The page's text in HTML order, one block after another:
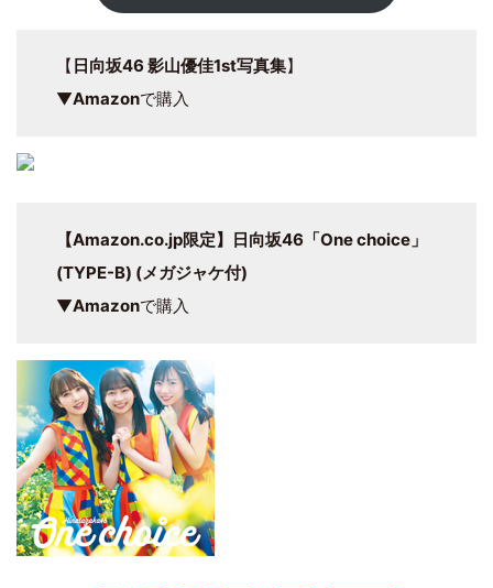
【 日向坂46 影山優佳1st写真集】
▼Amazonで購入
【Amazon.co.jp限定】日向坂46「One choice」
(TYPE-B) (メガジャケ付)
▼Amazonで購入